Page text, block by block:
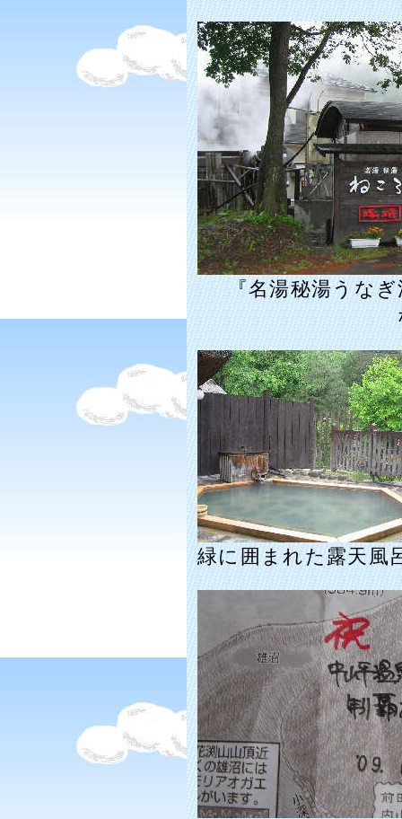
『名湯秘湯うな
緑に囲まれた露天風